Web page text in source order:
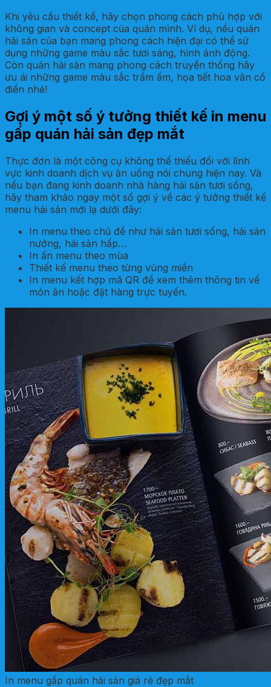
Khi yêu cầu thiết kế, hãy chọn phong cách phù hợp với
không gian và concept của quán mình. Ví dụ, nếu quán
hải sản của bạn mang phong cách hiện đại có thể sử
dụng những game màu sắc tươi sáng, hình ảnh động.
Còn quán hải sản mang phong cách truyền thống hãy
ưu ái những game màu sắc trầm ấm, họa tiết hoa văn cổ
điển nhé!
Gợi ý một số ý tưởng thiết kế in menu
gấp quán hải sản đẹp mắt
Thực đơn là một công cụ không thể thiếu đối với lĩnh
vực kinh doanh dịch vụ ăn uống nói chung hiện nay. Và
nếu bạn đang kinh doanh nhà hàng hải sản tươi sống,
hãy tham khảo ngay một số gợi ý về các ý tưởng thiết kế
menu hải sản mới lạ dưới đây:
In menu theo chủ đề như hải sản tươi sống, hải sản
nướng, hải sản hấp…
In ấn menu theo mùa
Thiết kế menu theo từng vùng miền
In menu kết hợp mã QR để xem thêm thông tin về
món ăn hoặc đặt hàng trực tuyến.
In menu gấp quán hải sản giá rẻ đẹp mắt